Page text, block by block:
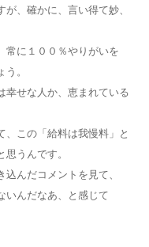
、確かに、言い得て妙、
常に１００％やりがいを
。
幸せな人か、恵まれている
、この「給料は我慢料」と
うんです。
んだコメントを見て、
いんだなあ、と感じて